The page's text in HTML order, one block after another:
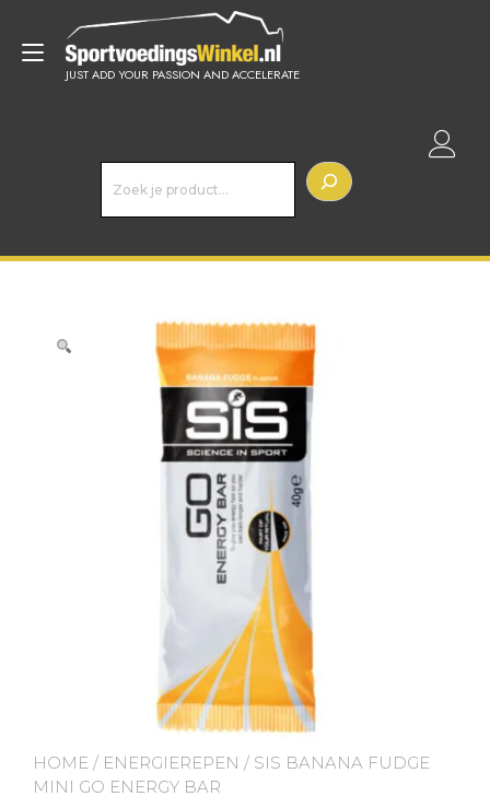
inhoud
JUST ADD YOUR PASSION AND ACCELERATE
Toggle
e
HOME / ENERGIEREPEN / SIS BANANA FUDGE
MINI GO ENERGY BAR